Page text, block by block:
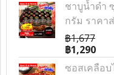
ชาบูน้ำดำ
กรัม ราคา
฿1,677
฿1,290
ซอสเคลือบ